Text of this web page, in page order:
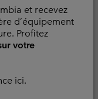
et recevez
d’équipement
Profitez
votre
ici.
Tissé Chill Creek™
sale price:
€ -Maximum sale
49,00 €